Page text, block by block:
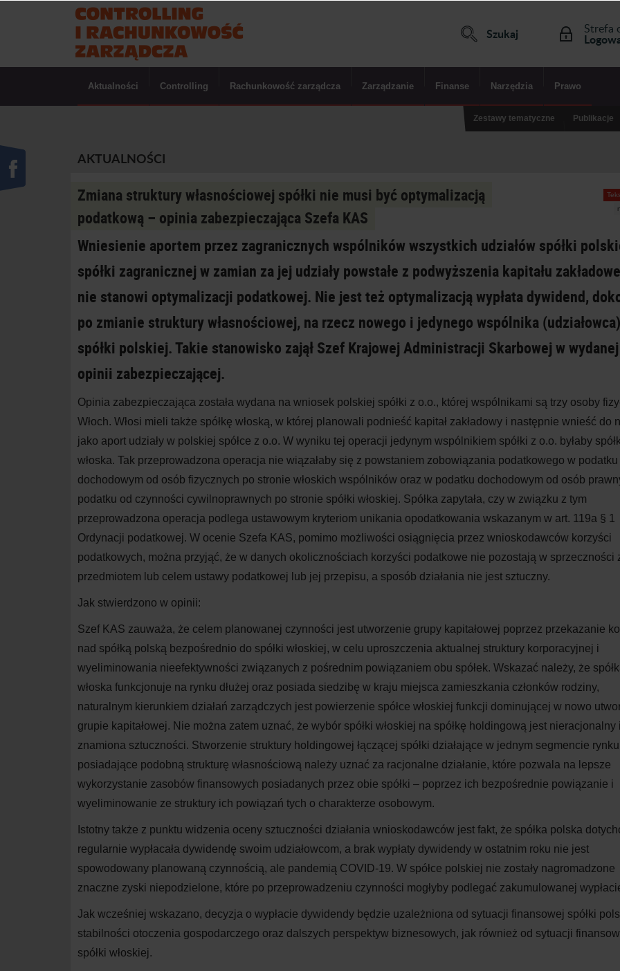
Szukaj Strefa
Aktualności Controlling Rachunkowość zarządcza Zarządzanie Finanse Narzędzia Prawo
Zestawy tematyczne Publikacje
AKTUALNOŚCI
Zmiana struktury własnościowej spółki nie musi być optymalizacją
podatkową – opinia zabezpieczająca Szefa KAS
Wniesienie aportem przez zagranicznych wspólników wszystkich udziałów spółki
spółki zagranicznej w zamian za jej udziały powstałe z podwyższenia kapitału
nie stanowi optymalizacji podatkowej. Nie jest też optymalizacją wypłata dywidend,
po zmianie struktury własnościowej, na rzecz nowego i jedynego wspólnika (udziałowca)
spółki polskiej. Takie stanowisko zajął Szef Krajowej Administracji Skarbowej w wydanej
opinii zabezpieczającej.
Opinia zabezpieczająca została wydana na wniosek polskiej spółki z o.o., której wspólnikami są trzy osoby
Włoch. Włosi mieli także spółkę włoską, w której planowali podnieść kapitał zakładowy i następnie wnieść do
jako aport udziały w polskiej spółce z o.o. W wyniku tej operacji jedynym wspólnikiem spółki z o.o. byłaby
włoska. Tak przeprowadzona operacja nie wiązałaby się z powstaniem zobowiązania podatkowego w podatku
dochodowym od osób fizycznych po stronie włoskich wspólników oraz w podatku dochodowym od osób
podatku od czynności cywilnoprawnych po stronie spółki włoskiej. Spółka zapytała, czy w związku z tym
przeprowadzona operacja podlega ustawowym kryteriom unikania opodatkowania wskazanym w art. 119a § 1
Ordynacji podatkowej. W ocenie Szefa KAS, pomimo możliwości osiągnięcia przez wnioskodawców korzyści
podatkowych, można przyjąć, że w danych okolicznościach korzyści podatkowe nie pozostają w sprzeczności
przedmiotem lub celem ustawy podatkowej lub jej przepisu, a sposób działania nie jest sztuczny.
Jak stwierdzono w opinii:
Szef KAS zauważa, że celem planowanej czynności jest utworzenie grupy kapitałowej poprzez przekazanie
nad spółką polską bezpośrednio do spółki włoskiej, w celu uproszczenia aktualnej struktury korporacyjnej i
wyeliminowania nieefektywności związanych z pośrednim powiązaniem obu spółek. Wskazać należy, że
włoska funkcjonuje na rynku dłużej oraz posiada siedzibę w kraju miejsca zamieszkania członków rodziny,
naturalnym kierunkiem działań zarządczych jest powierzenie spółce włoskiej funkcji dominującej w nowo
grupie kapitałowej. Nie można zatem uznać, że wybór spółki włoskiej na spółkę holdingową jest nieracjonalny
znamiona sztuczności. Stworzenie struktury holdingowej łączącej spółki działające w jednym segmencie
posiadające podobną strukturę własnościową należy uznać za racjonalne działanie, które pozwala na lepsze
wykorzystanie zasobów finansowych posiadanych przez obie spółki – poprzez ich bezpośrednie powiązanie i
wyeliminowanie ze struktury ich powiązań tych o charakterze osobowym.
Istotny także z punktu widzenia oceny sztuczności działania wnioskodawców jest fakt, że spółka polska
regularnie wypłacała dywidendę swoim udziałowcom, a brak wypłaty dywidendy w ostatnim roku nie jest
spowodowany planowaną czynnością, ale pandemią COVID-19. W spółce polskiej nie zostały nagromadzone
znaczne zyski niepodzielone, które po przeprowadzeniu czynności mogłyby podlegać zakumulowanej
Jak wcześniej wskazano, decyzja o wypłacie dywidendy będzie uzależniona od sytuacji finansowej spółki
stabilności otoczenia gospodarczego oraz dalszych perspektyw biznesowych, jak również od sytuacji
spółki włoskiej.